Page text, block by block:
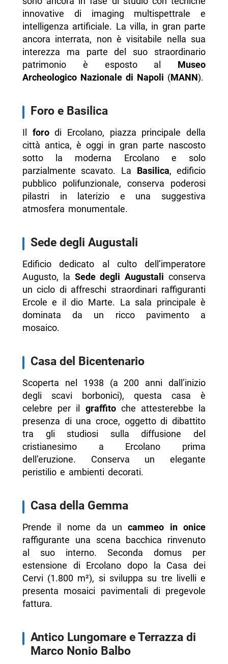
innovative di imaging multispettrale e
intelligenza artificiale. La villa, in gran parte
ancora interrata, non è visitabile nella sua
interezza ma parte del suo straordinario
patrimonio è esposto al Museo
Archeologico Nazionale di Napoli (MANN).
Foro e Basilica
Il forodi Ercolano, piazza principale della
città antica, è oggi in gran parte nascosto
sotto la moderna Ercolano e solo
parzialmente scavato. La Basilica, edificio
pubblico polifunzionale, conserva poderosi
pilastri in laterizio e una suggestiva
atmosfera monumentale.
Sede degli Augustali
Edificio dedicato al culto dell’imperatore
Augusto, la Sede degli Augustali conserva
un ciclo di affreschi straordinari raffiguranti
Ercole e il dio Marte. La sala principale è
dominata da un ricco pavimento a
mosaico.
Casa del Bicentenario
Scoperta nel 1938 (a 200 anni dall’inizio
degli scavi borbonici), questa casa è
celebre per il graffitoche attesterebbe la
presenza di una croce, oggetto di dibattito
tra gli studiosi sulla diffusione del
cristianesimo a Ercolano prima
dell’eruzione. Conserva un elegante
peristilio e ambienti decorati.
Casa della Gemma
Prende il nome da uncammeo in onice
raffigurante una scena bacchica rinvenuto
al suo interno. Seconda domus per
estensione di Ercolano dopo la Casa dei
Cervi (1.800 m²), si sviluppa su tre livelli e
presenta mosaici pavimentali di pregevole
fattura.
Antico Lungomare e Terrazza di
Marco Nonio Balbo